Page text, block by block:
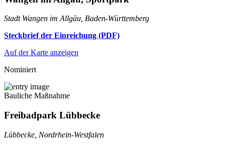
Stadt Wangen im Allgäu, Baden-Württemberg
Steckbrief der Einreichung (PDF)
Auf der Karte anzeigen
Nominiert
Bauliche Maßnahme
Freibadpark Lübbecke
Lübbecke, Nordrhein-Westfalen